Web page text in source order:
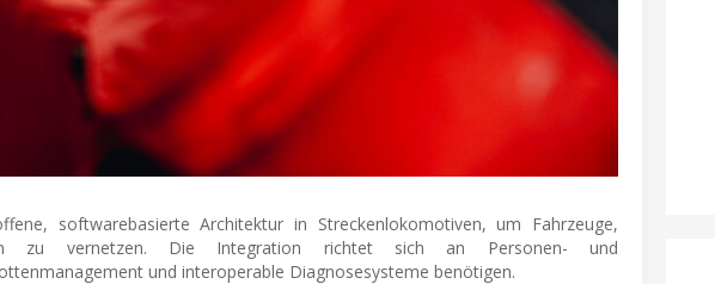
softwarebasierte Architektur in Streckenlokomotiven, um Fahrzeuge,
zu vernetzen. Die Integration richtet sich an Personen- und
und interoperable Diagnosesysteme benötigen.